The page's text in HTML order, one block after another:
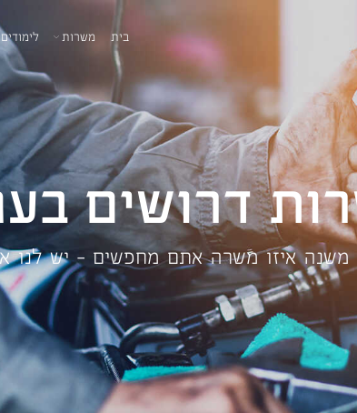
בית משרות לימודים
דרושים
משנה איזו משרה אתם מחפשים – יש לנו